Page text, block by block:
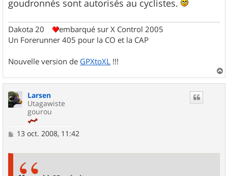
goudronnés sont autorisés au cyclistes.
Dakota 20
embarqué sur X Control 2005
Un Forerunner 405 pour la CO et la CAP
Nouvelle version de GPXtoXL !!!
a
Larsen
Utagawiste
gourou
M13 oct. 2008, 11:42